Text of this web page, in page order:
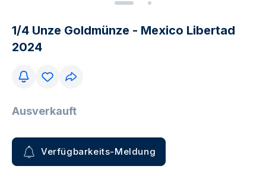
1/4 Unze Goldmünze - Mexico Libertad
2024
Ausverkauft
Verfügbarkeits-Meldung